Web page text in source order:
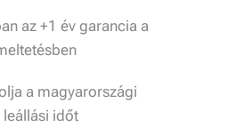
az +1 év garancia a
a magyarországi
időt